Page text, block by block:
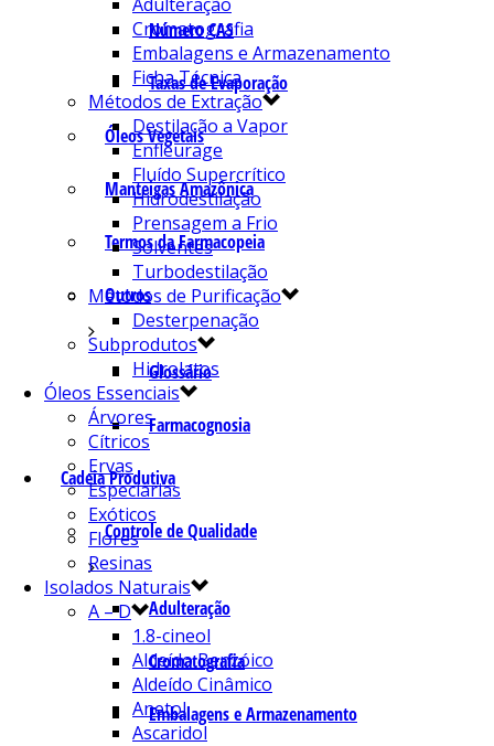
Número CAS
Taxas de Evaporação
Óleos Vegetais
Manteigas Amazônica
Termos da Farmacopeia
Outros
Glossário
Farmacognosia
Cadeia Produtiva
Controle de Qualidade
Adulteração
Cromatografia
Embalagens e Armazenamento
Cromatografia
Embalagens e Armazenamento
Ficha Técnica
Métodos de Extração
Destilação a Vapor
Enfleurage
Fluído Supercrítico
Hidrodestilação
Prensagem a Frio
Solventes
Turbodestilação
Métodos de Purificação
Desterpenação
Subprodutos
Hidrolatos
Óleos Essenciais
Árvores
Cítricos
Ervas
Especiarias
Exóticos
Flores
Resinas
Isolados Naturais
A – D
1.8-cineol
Aldeído Benzóico
Aldeído Cinâmico
Anetol
Ascaridol